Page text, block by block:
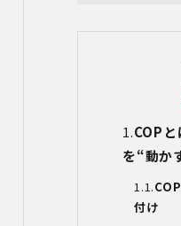
いただけない
いことがあり
なお、当社
容・ご意見等
ビス向上等の
いただく場合
対象情報
COP
を“動か
付け